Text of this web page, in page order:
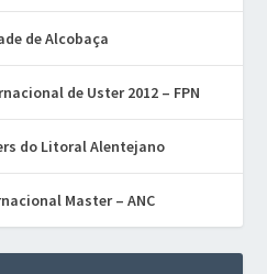
de Alcobaça
de Uster 2012 – FPN
do Litoral Alentejano
Master – ANC